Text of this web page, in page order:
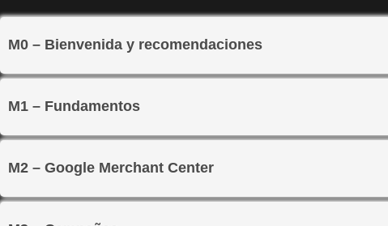
M0 – Bienvenida y recomendaciones
M1 – Fundamentos
M2 – Google Merchant Center